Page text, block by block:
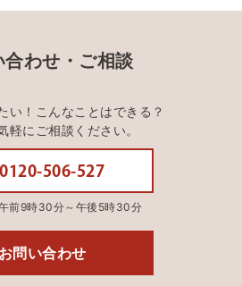
合わせ・ご相談
い！こんなことはできる？
軽にご相談ください。
0120-506-527
前9時30分～午後5時30分
お問い合わせ